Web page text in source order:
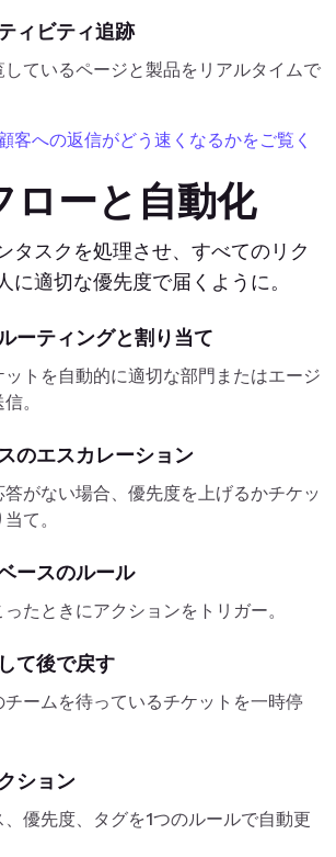
ィビティ追跡
しているページと製品をリアルタイムで
客への返信がどう速くなるかをご覧く
ローと自動化
タスクを処理させ、すべてのリク
に適切な優先度で届くように。
ーティングと割り当て
ットを自動的に適切な部門またはエージ
。
のエスカレーション
がない場合、優先度を上げるかチケッ
て。
ースのルール
たときにアクションをトリガー。
て後で戻す
チームを待っているチケットを一時停
ション
、優先度、タグを1つのルールで自動更